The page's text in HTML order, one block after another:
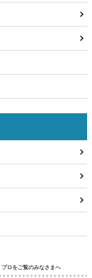
プロをご覧のみなさまへ